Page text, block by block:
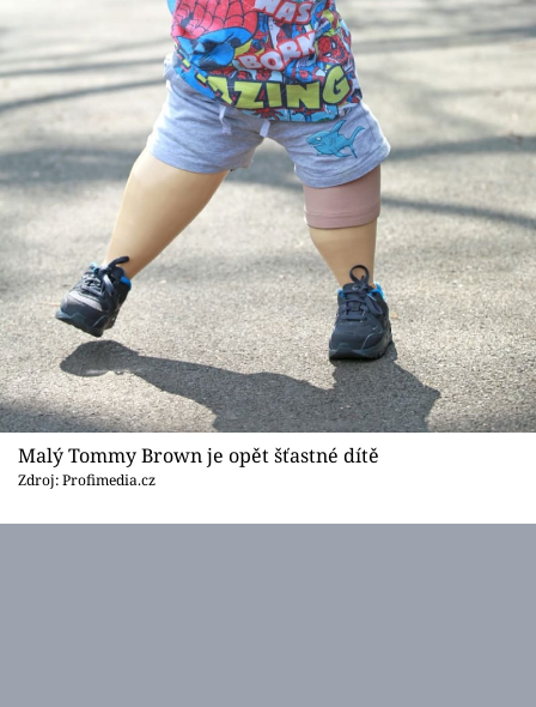
Malý Tommy Brown je opět šťastné dítě
Zdroj: Profimedia.cz